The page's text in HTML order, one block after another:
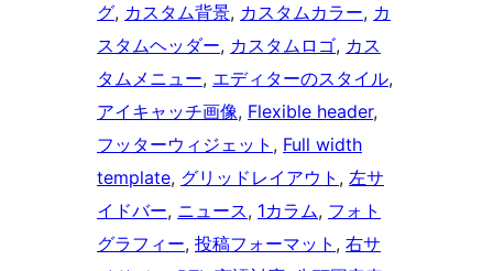
グ, カスタム背景, カスタムカラー, カ
スタムヘッダー, カスタムロゴ, カス
タムメニュー, エディターのスタイル
アイキャッチ画像, Flexible header
フッターウィジェット , Full width
template, グリッドレイアウト , 左サ
イドバー, ニュース, 1カラム, フォト
グラフィー, 投稿フォーマット , 右サ